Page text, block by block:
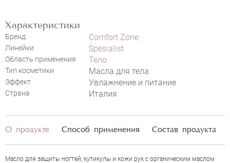
COMFORT ZONE SPECIALIST HAND
OIL
Характеристики
Бренд Comfort Zone
Линейки Spesialist
Область применения Тело
Тип косметики Масла для тела
Эффект Увлажнение и питание
Страна Италия
О продукте Способ применения Состав продукта
Масло для защиты ногтей, кутикулы и кожи рук с органическим маслом